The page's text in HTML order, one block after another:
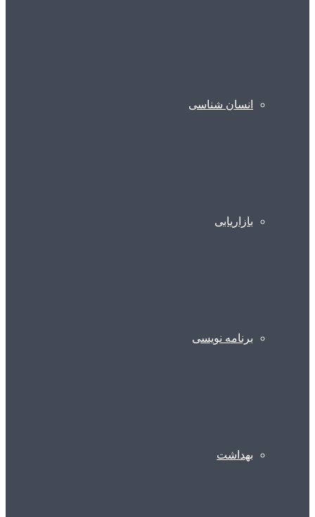
انسان شناسی
بازاریابی
برنامه نویسی
بهداشت